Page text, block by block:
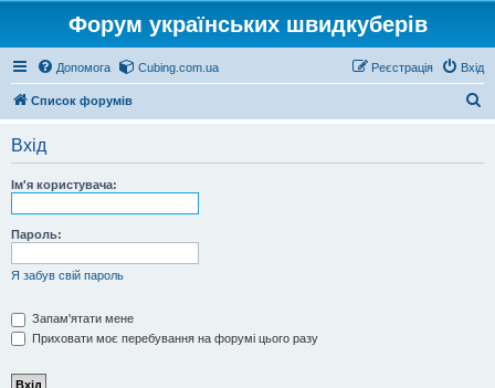
Форум українських швидкуберів
Допомога Cubing.com.ua Вхід
Реєстрація
Список форумів
Вхід
Ім'я користувача:
Пароль:
Я забув свій пароль
Запам'ятати мене
Приховати моє перебування на форумі цього разу